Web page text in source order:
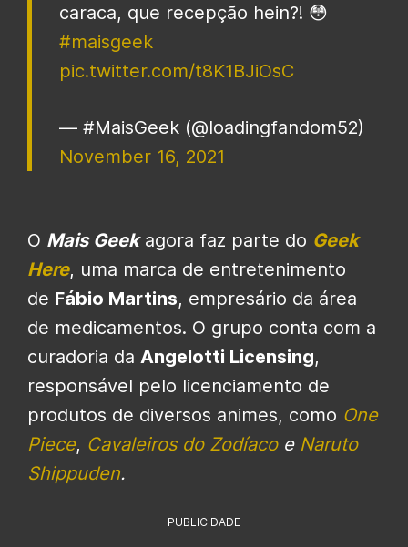
caraca, que recepção hein?! 😳
#maisgeek
pic.twitter.com/t8K1BJiOsC
— #MaisGeek (@loadingfandom52)
November 16, 2021
O Mais Geekagora faz parte do Geek
Here, uma marca de entretenimento
de Fábio Martins, empresário da área
de medicamentos. O grupo conta com a
curadoria da Angelotti Licensing,
responsável pelo licenciamento de
produtos de diversos animes, como One
Piece, Cavaleiros do Zodíacoe Naruto
Shippuden.
PUBLICIDADE